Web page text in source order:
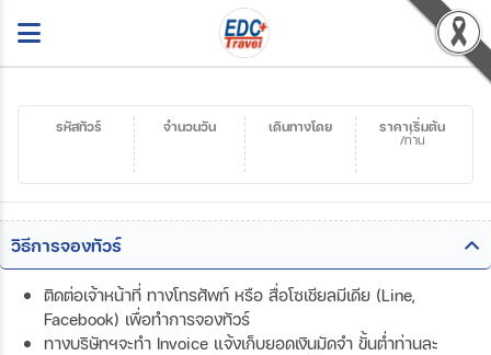
รหัสทัวร์ จำนวนวัน ราคาเริ่มต้น
/ท่าน
เดินทางโดย
วิธีการจองทัวร์
ติดต่อเจ้าหน้าที่ ทางโทรศัพท์ หรือ สื่อโซเชียลมีเดีย (Line,
Facebook) เพื่อทำการจองทัวร์
ทางบริษัทฯจะทำ Invoice แจ้งเก็บยอดเงินมัดจำ ขั้นต่ำท่านละ